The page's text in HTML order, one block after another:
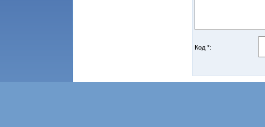
Код *: